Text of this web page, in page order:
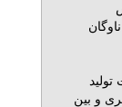
شهری و بین